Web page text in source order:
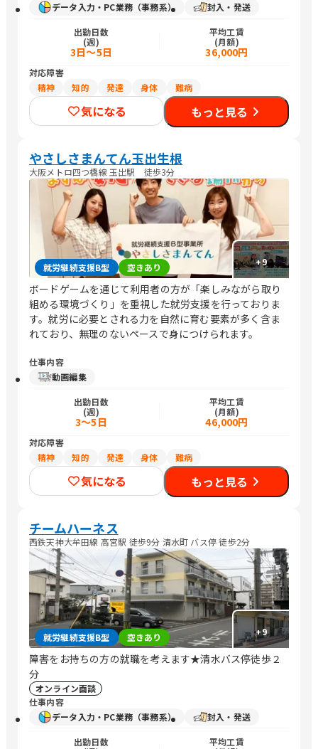
データ入力・PC業務（事務系）
封入・発送
出勤日数
(週)
3日～5日
平均工賃
(月額)
36,000円
対応障害
精神
知的 発達 身体 難病
気になる もっと見る
やさしさまんてん玉出生根
大阪メトロ四つ橋線 玉出駅 徒歩3分
+9
就労継続支援B型 空きあり
ボードゲームを通じて利用者の方が「楽しみながら取り
組める環境づくり」を重視した就労支援を行っておりま
す。就労に必要とされる力を自然に育む要素が多く含ま
れており、無理のないペースで身につけられます。
仕事内容
動画編集
出勤日数
(週)
3～5日
平均工賃
(月額)
46,000円
対応障害
精神
知的 発達 身体 難病
気になる もっと見る
チームハーネス
西鉄天神大牟田線 高宮駅 徒歩9分 清水町 バス停 徒歩2分
+9
就労継続支援B型 空きあり
障害をお持ちの方の就職を考えます★清水バス停徒歩２
分
オンライン面談
仕事内容
データ入力・PC業務（事務系）
封入・発送
出勤日数
平均工賃